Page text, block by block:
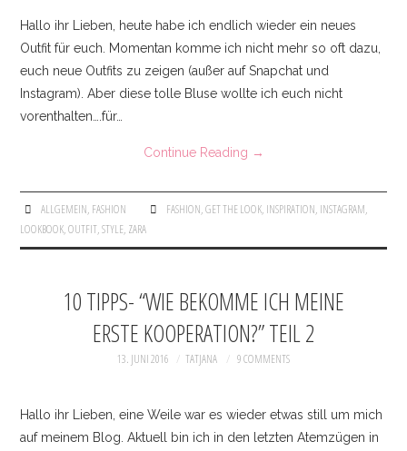
Hallo ihr Lieben, heute habe ich endlich wieder ein neues
Outfit für euch. Momentan komme ich nicht mehr so oft dazu,
euch neue Outfits zu zeigen (außer auf Snapchat und
Instagram). Aber diese tolle Bluse wollte ich euch nicht
vorenthalten….für…
Continue Reading →
ALLGEMEIN, FASHION FASHION,GET THE LOOK, INSPIRATION, INSTAGRAM,
LOOKBOOK,OUTFIT,STYLE, ZARA
10 TIPPS- “WIE BEKOMME ICH MEINE
ERSTE KOOPERATION?” TEIL 2
13. JUNI 2016 TATJANA 9 COMMENTS
Hallo ihr Lieben, eine Weile war es wieder etwas still um mich
auf meinem Blog. Aktuell bin ich in den letzten Atemzügen in